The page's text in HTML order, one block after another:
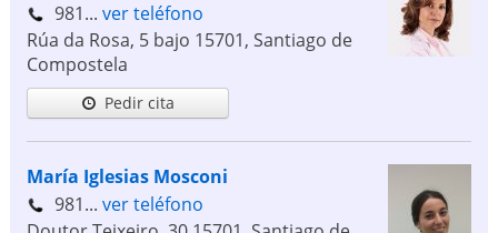
981... ver teléfono
Rúa da Rosa, 5 bajo 15701, Santiago de
Compostela
Pedir cita
María Iglesias Mosconi
981... ver teléfono